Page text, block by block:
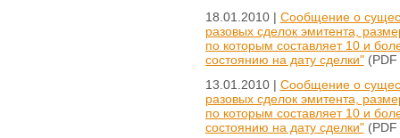
18.01.2010 | Сообщение о
разовых сделок эмитента,
по которым составляет 10 и
состоянию на дату сделки"(PDF
13.01.2010 | Сообщение о
разовых сделок эмитента,
по которым составляет 10 и
состоянию на дату сделки"(PDF